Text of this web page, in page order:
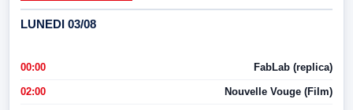
LUNEDI 03/08
00:00 FabLab (replica)
02:00 Nouvelle Vouge (Film)